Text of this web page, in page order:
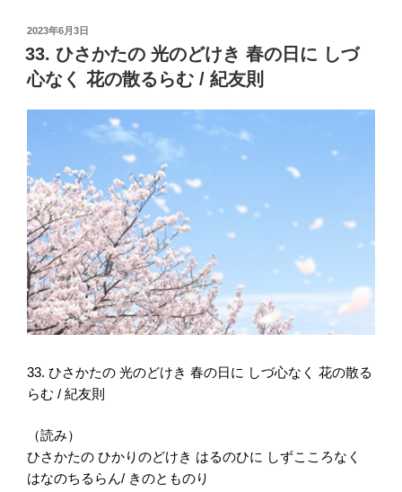
投
稿
日:
2023年6月3日
33. ひさかたの 光のどけき 春の日に しづ
心なく 花の散るらむ / 紀友則
33. ひさかたの 光のどけき 春の日に しづ心なく 花の散る
らむ / 紀友則
（読み）
ひさかたの ひかりのどけき はるのひに しずこころなく
はなのちるらん/ きのとものり